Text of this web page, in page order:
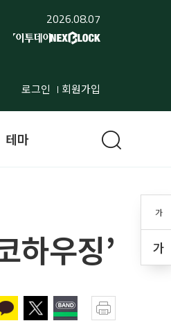
2026.08.07
로그인 회원가입
가
가
테마
하우징’